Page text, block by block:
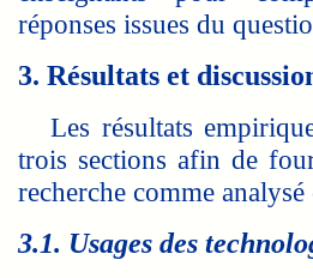
réponses issues du
3. Résultats et
Les résultats
trois sections afin de
recherche comme analysé
3.1. Usages des